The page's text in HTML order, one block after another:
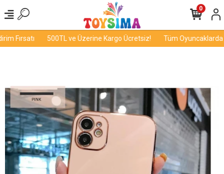
Fırsatı 500TL ve Üzerine Kargo Ücretsiz! Tüm Oyuncaklarda
0